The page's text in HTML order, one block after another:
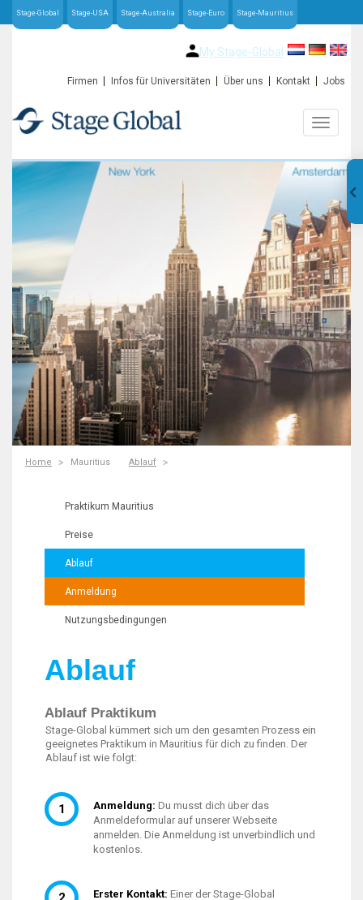
Stage-Global Stage-USA Stage-Australia Stage-Euro Stage-Mauritius
My Stage-Global
Firmen Infos für Universitäten Über uns Kontakt Jobs
Home Mauritius Ablauf
Praktikum Mauritius
Preise
Ablauf
Anmeldung
Nutzungsbedingungen
Ablauf
Ablauf Praktikum
Stage-Global kümmert sich um den gesamten Prozess ein
geeignetes Praktikum in Mauritius für dich zu finden. Der
Ablauf ist wie folgt:
Anmeldung: Du musst dich über das
Anmeldeformular auf unserer Webseite
anmelden. Die Anmeldung ist unverbindlich und
kostenlos.
Erster Kontakt: Einer der Stage-Global